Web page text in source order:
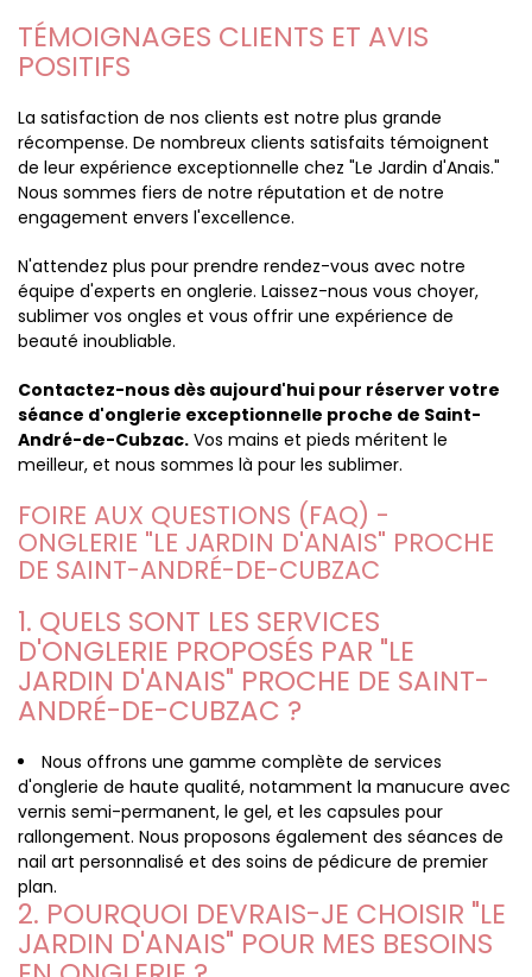
TÉMOIGNAGES CLIENTS ET AVIS
POSITIFS
La satisfaction de nos clients est notre plus grande
récompense. De nombreux clients satisfaits témoignent
de leur expérience exceptionnelle chez "Le Jardin d'Anais."
Nous sommes fiers de notre réputation et de notre
engagement envers l'excellence.
N'attendez plus pour prendre rendez-vous avec notre
équipe d'experts en onglerie. Laissez-nous vous choyer,
sublimer vos ongles et vous offrir une expérience de
beauté inoubliable.
Contactez-nous dès aujourd'hui pour réserver votre
séance d'onglerie exceptionnelle proche de Saint-
André-de-Cubzac. Vos mains et pieds méritent le
meilleur, et nous sommes là pour les sublimer.
FOIRE AUX QUESTIONS (FAQ) -
ONGLERIE "LE JARDIN D'ANAIS" PROCHE
DE SAINT-ANDRÉ-DE-CUBZAC
1. QUELS SONT LES SERVICES
D'ONGLERIE PROPOSÉS PAR "LE
JARDIN D'ANAIS" PROCHE DE SAINT-
ANDRÉ-DE-CUBZAC ?
Nous offrons une gamme complète de services
d'onglerie de haute qualité, notamment la manucure avec
vernis semi-permanent, le gel, et les capsules pour
rallongement. Nous proposons également des séances de
nail art personnalisé et des soins de pédicure de premier
plan.
2. POURQUOI DEVRAIS-JE CHOISIR "LE
JARDIN D'ANAIS" POUR MES BESOINS